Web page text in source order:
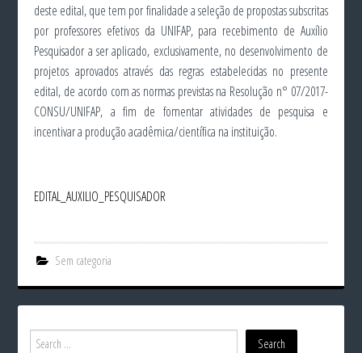
deste edital, que tem por finalidade a seleção de propostas subscritas
por professores efetivos da UNIFAP, para recebimento de Auxílio
Pesquisador a ser aplicado, exclusivamente, no desenvolvimento de
projetos aprovados através das regras estabelecidas no presente
edital, de acordo com as normas previstas na Resolução n° 07/2017-
CONSU/UNIFAP, a fim de fomentar atividades de pesquisa e
incentivar a produção acadêmica/científica na instituição.
EDITAL_AUXILIO_PESQUISADOR
Sem categoria